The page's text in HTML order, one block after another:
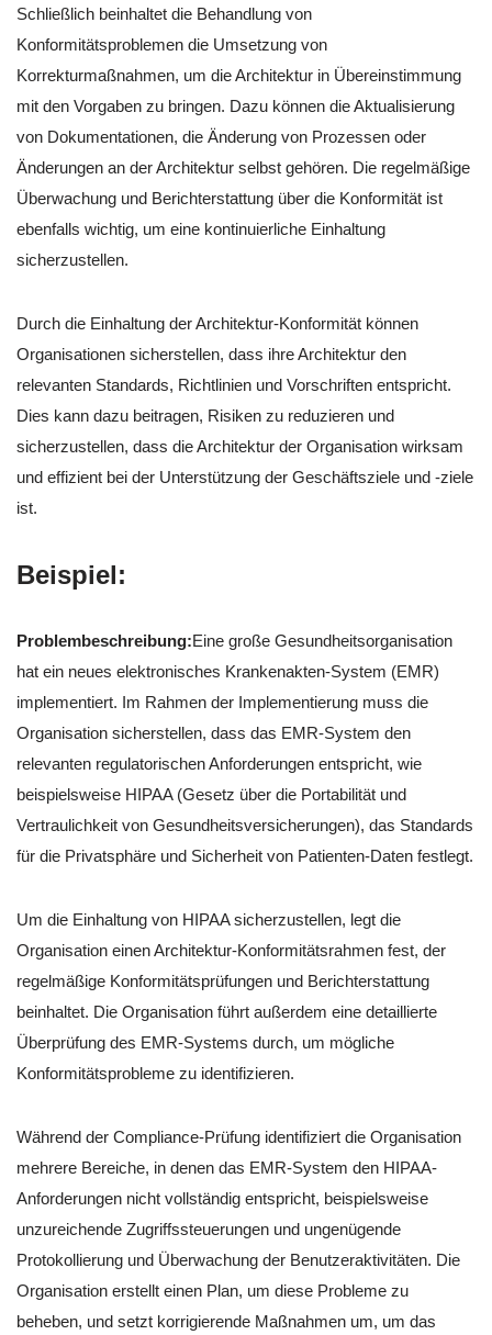
Schließlich beinhaltet die Behandlung von
Konformitätsproblemen die Umsetzung von
Korrekturmaßnahmen, um die Architektur in Übereinstimmung
mit den Vorgaben zu bringen. Dazu können die Aktualisierung
von Dokumentationen, die Änderung von Prozessen oder
Änderungen an der Architektur selbst gehören. Die regelmäßige
Überwachung und Berichterstattung über die Konformität ist
ebenfalls wichtig, um eine kontinuierliche Einhaltung
sicherzustellen.
Durch die Einhaltung der Architektur-Konformität können
Organisationen sicherstellen, dass ihre Architektur den
relevanten Standards, Richtlinien und Vorschriften entspricht.
Dies kann dazu beitragen, Risiken zu reduzieren und
sicherzustellen, dass die Architektur der Organisation wirksam
und effizient bei der Unterstützung der Geschäftsziele und -ziele
ist.
Beispiel:
Problembeschreibung:Eine große Gesundheitsorganisation
hat ein neues elektronisches Krankenakten-System (EMR)
implementiert. Im Rahmen der Implementierung muss die
Organisation sicherstellen, dass das EMR-System den
relevanten regulatorischen Anforderungen entspricht, wie
beispielsweise HIPAA (Gesetz über die Portabilität und
Vertraulichkeit von Gesundheitsversicherungen), das Standards
für die Privatsphäre und Sicherheit von Patienten-Daten festlegt.
Um die Einhaltung von HIPAA sicherzustellen, legt die
Organisation einen Architektur-Konformitätsrahmen fest, der
regelmäßige Konformitätsprüfungen und Berichterstattung
beinhaltet. Die Organisation führt außerdem eine detaillierte
Überprüfung des EMR-Systems durch, um mögliche
Konformitätsprobleme zu identifizieren.
Während der Compliance-Prüfung identifiziert die Organisation
mehrere Bereiche, in denen das EMR-System den HIPAA-
Anforderungen nicht vollständig entspricht, beispielsweise
unzureichende Zugriffssteuerungen und ungenügende
Protokollierung und Überwachung der Benutzeraktivitäten. Die
Organisation erstellt einen Plan, um diese Probleme zu
beheben, und setzt korrigierende Maßnahmen um, um das